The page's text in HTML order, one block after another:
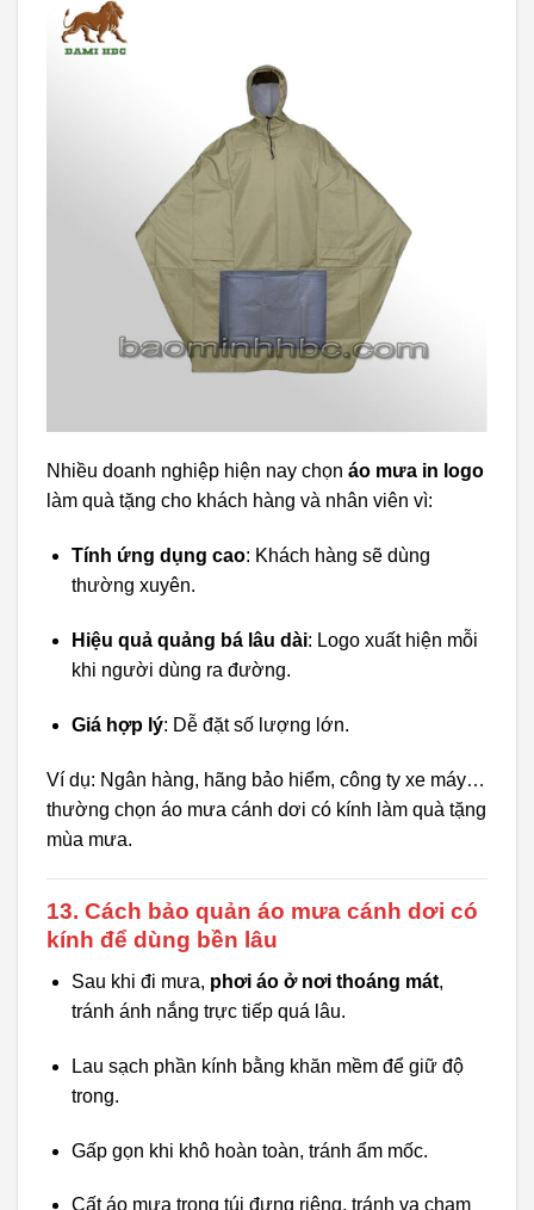
Nhiều doanh nghiệp hiện nay chọn áo mưa in logo
làm quà tặng cho khách hàng và nhân viên vì:
Tính ứng dụng cao: Khách hàng sẽ dùng
thường xuyên.
Hiệu quả quảng bá lâu dài: Logo xuất hiện mỗi
khi người dùng ra đường.
Giá hợp lý: Dễ đặt số lượng lớn.
Ví dụ: Ngân hàng, hãng bảo hiểm, công ty xe máy…
thường chọn áo mưa cánh dơi có kính làm quà tặng
mùa mưa.
13. Cách bảo quản áo mưa cánh dơi có
kính để dùng bền lâu
Sau khi đi mưa, phơi áo ở nơi thoáng mát,
tránh ánh nắng trực tiếp quá lâu.
Lau sạch phần kính bằng khăn mềm để giữ độ
trong.
Gấp gọn khi khô hoàn toàn, tránh ẩm mốc.
Cất áo mưa trong túi đựng riêng, tránh va chạm